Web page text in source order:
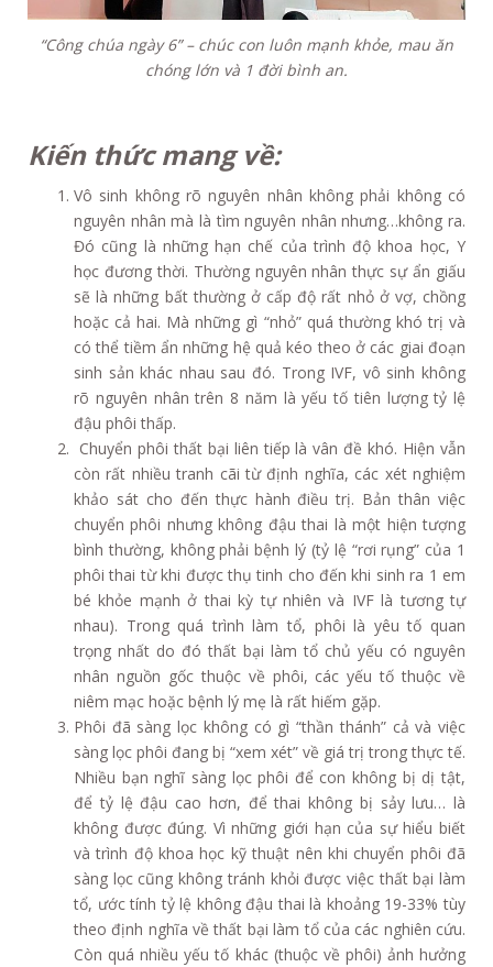
“Công chúa ngày 6” – chúc con luôn mạnh khỏe, mau ăn
chóng lớn và 1 đời bình an.
Kiến thức mang về:
Vô sinh không rõ nguyên nhân không phải không có
nguyên nhân mà là tìm nguyên nhân nhưng…không ra.
Đó cũng là những hạn chế của trình độ khoa học, Y
học đương thời. Thường nguyên nhân thực sự ẩn giấu
sẽ là những bất thường ở cấp độ rất nhỏ ở vợ, chồng
hoặc cả hai. Mà những gì “nhỏ” quá thường khó trị và
có thể tiềm ẩn những hệ quả kéo theo ở các giai đoạn
sinh sản khác nhau sau đó. Trong IVF, vô sinh không
rõ nguyên nhân trên 8 năm là yếu tố tiên lượng tỷ lệ
đậu phôi thấp.
Chuyển phôi thất bại liên tiếp là vân đề khó. Hiện vẫn
còn rất nhiều tranh cãi từ định nghĩa, các xét nghiệm
khảo sát cho đến thực hành điều trị. Bản thân việc
chuyển phôi nhưng không đậu thai là một hiện tượng
bình thường, không phải bệnh lý (tỷ lệ “rơi rụng” của 1
phôi thai từ khi được thụ tinh cho đến khi sinh ra 1 em
bé khỏe mạnh ở thai kỳ tự nhiên và IVF là tương tự
nhau). Trong quá trình làm tổ, phôi là yêu tố quan
trọng nhất do đó thất bại làm tổ chủ yếu có nguyên
nhân nguồn gốc thuộc về phôi, các yếu tố thuộc về
niêm mạc hoặc bệnh lý mẹ là rất hiếm gặp.
Phôi đã sàng lọc không có gì “thần thánh” cả và việc
sàng lọc phôi đang bị “xem xét” về giá trị trong thực tế.
Nhiều bạn nghĩ sàng lọc phôi để con không bị dị tật,
để tỷ lệ đậu cao hơn, để thai không bị sảy lưu… là
không được đúng. Vì những giới hạn của sự hiểu biết
và trình độ khoa học kỹ thuật nên khi chuyển phôi đã
sàng lọc cũng không tránh khỏi được việc thất bại làm
tổ, ước tính tỷ lệ không đậu thai là khoảng 19-33% tùy
theo định nghĩa về thất bại làm tổ của các nghiên cứu.
Còn quá nhiều yếu tố khác (thuộc về phôi) ảnh hưởng